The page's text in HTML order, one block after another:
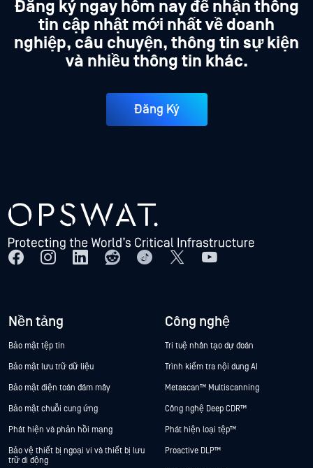
Đăng ký ngay hôm nay để nhận thông
tin cập nhật mới nhất về doanh
nghiệp, câu chuyện, thông tin sự kiện
và nhiều thông tin khác.
Đăng Ký
Nền tảng
Bảo mật tệp tin
Bảo mật lưu trữ dữ liệu
Bảo mật điện toán đám mây
Bảo mật chuỗi cung ứng
Phát hiện và phản hồi mạng
Bảo vệ thiết bị ngoại vi và thiết bị lưu
trữ di động
Công nghệ
Trí tuệ nhân tạo dự đoán
Trình kiểm tra nội dung AI
Metascan™ Multiscanning
Công nghệ Deep CDR™
Phát hiện loại tệp™
Proactive DLP™